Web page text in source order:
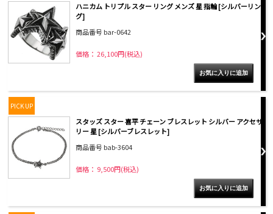
ハニカム トリプル スター リング メンズ 星 指輪 [シルバーリン
グ]
商品番号 bar-0642
価格： 26,100円(税込)
PICK UP
スタッズ スター 喜平 チェーン ブレスレット シルバー アクセサ
リー 星 [シルバーブレスレット]
商品番号 bab-3604
価格： 9,500円(税込)